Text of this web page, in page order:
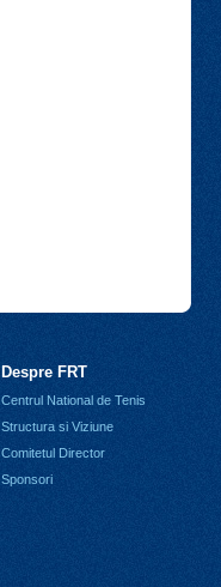
Despre FRT
Centrul National de Tenis
Structura si Viziune
Comitetul Director
Sponsori